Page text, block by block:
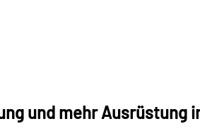
und mehr Ausrüstung